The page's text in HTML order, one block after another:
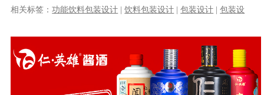
径地跳出固有的横向定位思维，以独特......
相关标签：功能饮料包装设计 |饮料包装设计 |包装设计 |包装设